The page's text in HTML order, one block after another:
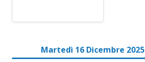
Martedì 16 Dicembre 2025